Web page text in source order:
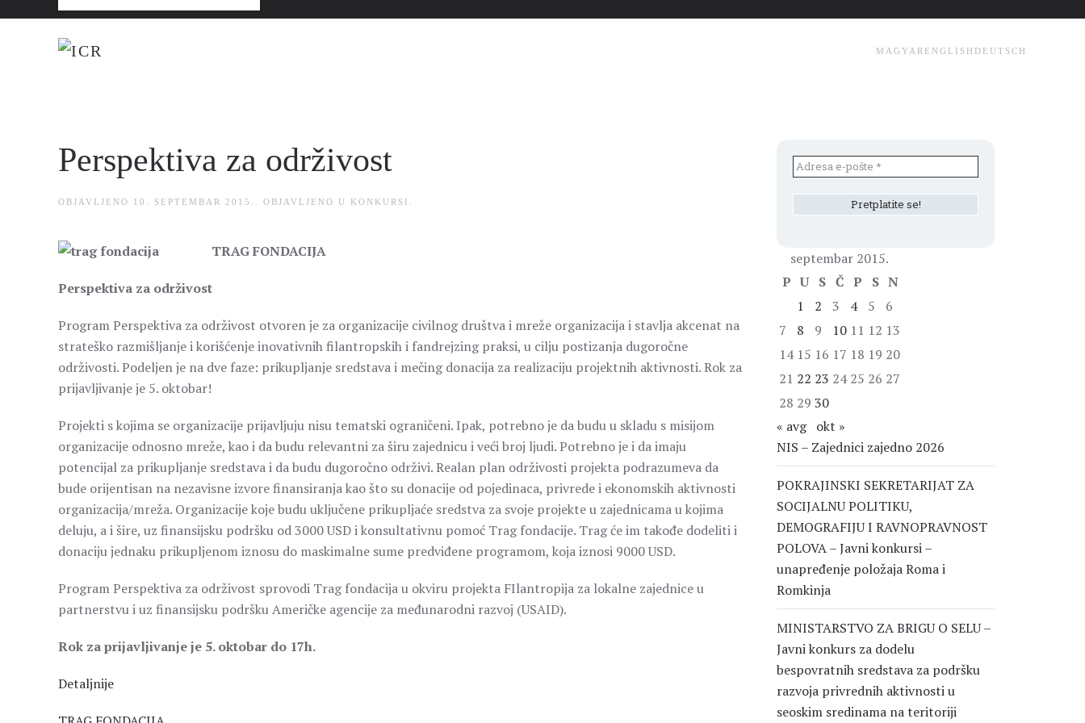
MAGYAR ENGLISH DEUTSCH
Perspektiva za održivost
OBJAVLJENO 10. SEPTEMBAR 2015. . OBJAVLJENO U KONKURSI
TRAG FONDACIJA
Perspektiva za održivost
Program Perspektiva za održivost otvoren je za organizacije civilnog društva i mreže organizacija i stavlja akcenat na
strateško razmišljanje i korišćenje inovativnih filantropskih i fandrejzing praksi, u cilju postizanja dugoročne
održivosti. Podeljen je na dve faze: prikupljanje sredstava i mečing donacija za realizaciju projektnih aktivnosti. Rok za
prijavljivanje je 5. oktobar!
Projekti s kojima se organizacije prijavljuju nisu tematski ograničeni. Ipak, potrebno je da budu u skladu s misijom
organizacije odnosno mreže, kao i da budu relevantni za širu zajednicu i veći broj ljudi. Potrebno je i da imaju
potencijal za prikupljanje sredstava i da budu dugoročno održivi. Realan plan održivosti projekta podrazumeva da
bude orijentisan na nezavisne izvore finansiranja kao što su donacije od pojedinaca, privrede i ekonomskih aktivnosti
organizacija/mreža. Organizacije koje budu uključene prikupljaće sredstva za svoje projekte u zajednicama u kojima
deluju, a i šire, uz finansijsku podršku od 3000 USD i konsultativnu pomoć Trag fondacije. Trag će im takođe dodeliti i
donaciju jednaku prikupljenom iznosu do maskimalne sume predviđene programom, koja iznosi 9000 USD.
Program Perspektiva za održivost sprovodi Trag fondacija u okviru projekta FIlantropija za lokalne zajednice u
partnerstvu i uz finansijsku podršku Američke agencije za međunarodni razvoj (USAID).
Rok za prijavljivanje je 5. oktobar do 17h.
Detaljnije
septembar 2015.
P U S Č P S N
1
2 3 4 5
6
7
8 9 10 11 12 13
14 15 16 17 18 19 20
21 22 23 24 25 26 27
28 29 30
« avg okt »
NIS – Zajednici zajedno 2026
POKRAJINSKI SEKRETARIJAT ZA
SOCIJALNU POLITIKU,
DEMOGRAFIJU I RAVNOPRAVNOST
POLOVA – Javni konkursi –
unapređenje položaja Roma i
Romkinja
MINISTARSTVO ZA BRIGU O SELU –
Javni konkurs za dodelu
bespovratnih sredstava za podršku
razvoja privrednih aktivnosti u
seoskim sredinama na teritoriji